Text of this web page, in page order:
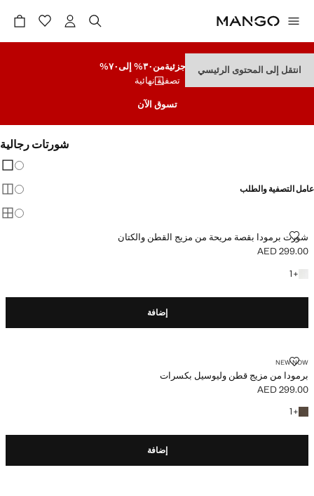
انتقل إلى المحتوى الرئيسيتنزيلات جزئيةمن٣٠% إلى٧٠%
تصفية نهائية
تسوق الآن
شورتات رجالية
عامل التصفية والطلب
شورت برمودا بقصة مريحة من مزيج القطن والكتان
شورت برمودا بقصة مريحة من مزيج القطن والكتان
السعر الحالي [AED 299.00 ]
AED 299.00
+
1
+ لون آخر
إضافة
NEW NOW
برمودا من مزيج قطن وليوسيل بكسرات
برمودا من مزيج قطن وليوسيل بكسرات
السعر الحالي [AED 299.00 ]
AED 299.00
+
1
+ لون آخر
إضافة